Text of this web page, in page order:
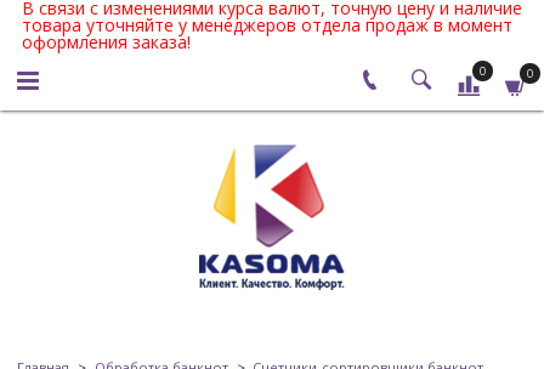
В связи с изменениями курса валют, точную цену и наличие
товара уточняйте у менеджеров отдела продаж в момент
оформления заказа!
0 0